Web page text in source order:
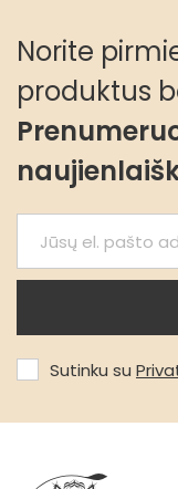
Norite
produktus
Sutinku su